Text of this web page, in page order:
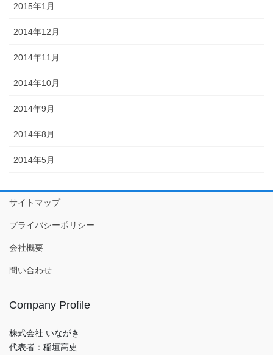
2015年1月
2014年12月
2014年11月
2014年10月
2014年9月
2014年8月
2014年5月
サイトマップ
プライバシーポリシー
会社概要
問い合わせ
Company Profile
株式会社 いながき
代表者：稲垣高史